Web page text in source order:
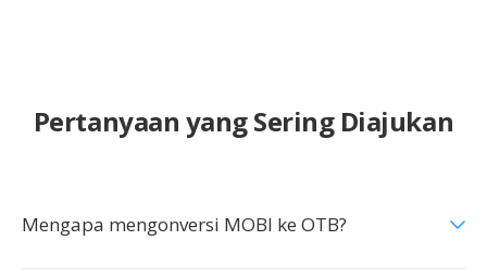
Pertanyaan yang Sering Diajukan
Mengapa mengonversi MOBI ke OTB?